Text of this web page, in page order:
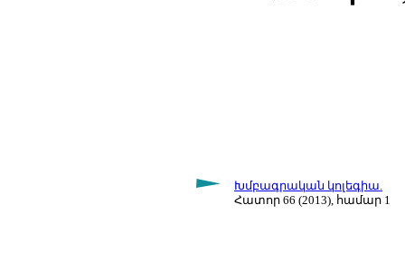
Խմբագրական կոլեգիա.
Հատոր 66 (2013), համար 1